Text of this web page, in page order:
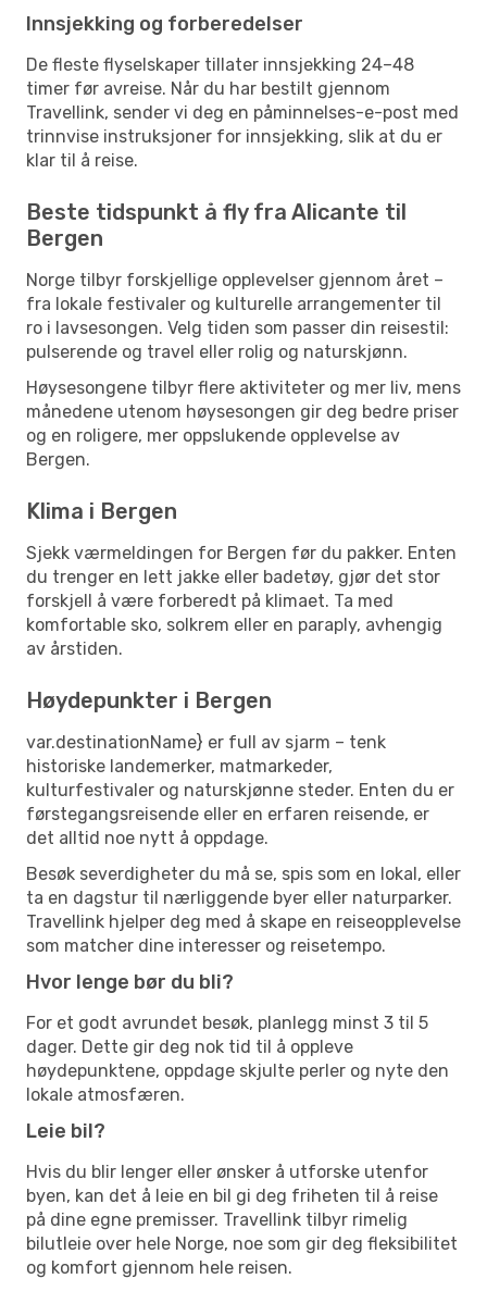
Innsjekking og forberedelser
De fleste flyselskaper tillater innsjekking 24–48
timer før avreise. Når du har bestilt gjennom
Travellink, sender vi deg en påminnelses-e-post med
trinnvise instruksjoner for innsjekking, slik at du er
klar til å reise.
Beste tidspunkt å fly fra Alicante til
Bergen
Norge tilbyr forskjellige opplevelser gjennom året –
fra lokale festivaler og kulturelle arrangementer til
ro i lavsesongen. Velg tiden som passer din reisestil:
pulserende og travel eller rolig og naturskjønn.
Høysesongene tilbyr flere aktiviteter og mer liv, mens
månedene utenom høysesongen gir deg bedre priser
og en roligere, mer oppslukende opplevelse av
Bergen.
Klima i Bergen
Sjekk værmeldingen for Bergen før du pakker. Enten
du trenger en lett jakke eller badetøy, gjør det stor
forskjell å være forberedt på klimaet. Ta med
komfortable sko, solkrem eller en paraply, avhengig
av årstiden.
Høydepunkter i Bergen
var.destinationName} er full av sjarm – tenk
historiske landemerker, matmarkeder,
kulturfestivaler og naturskjønne steder. Enten du er
førstegangsreisende eller en erfaren reisende, er
det alltid noe nytt å oppdage.
Besøk severdigheter du må se, spis som en lokal, eller
ta en dagstur til nærliggende byer eller naturparker.
Travellink hjelper deg med å skape en reiseopplevelse
som matcher dine interesser og reisetempo.
Hvor lenge bør du bli?
For et godt avrundet besøk, planlegg minst 3 til 5
dager. Dette gir deg nok tid til å oppleve
høydepunktene, oppdage skjulte perler og nyte den
lokale atmosfæren.
Leie bil?
Hvis du blir lenger eller ønsker å utforske utenfor
byen, kan det å leie en bil gi deg friheten til å reise
på dine egne premisser. Travellink tilbyr rimelig
bilutleie over hele Norge, noe som gir deg fleksibilitet
og komfort gjennom hele reisen.